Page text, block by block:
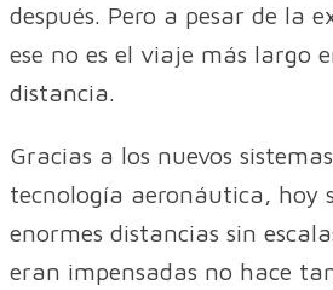
después. Pero a pesar de la
ese no es el viaje más largo
distancia.
Gracias a los nuevos
tecnología aeronáutica, hoy
enormes distancias sin
eran impensadas no hace